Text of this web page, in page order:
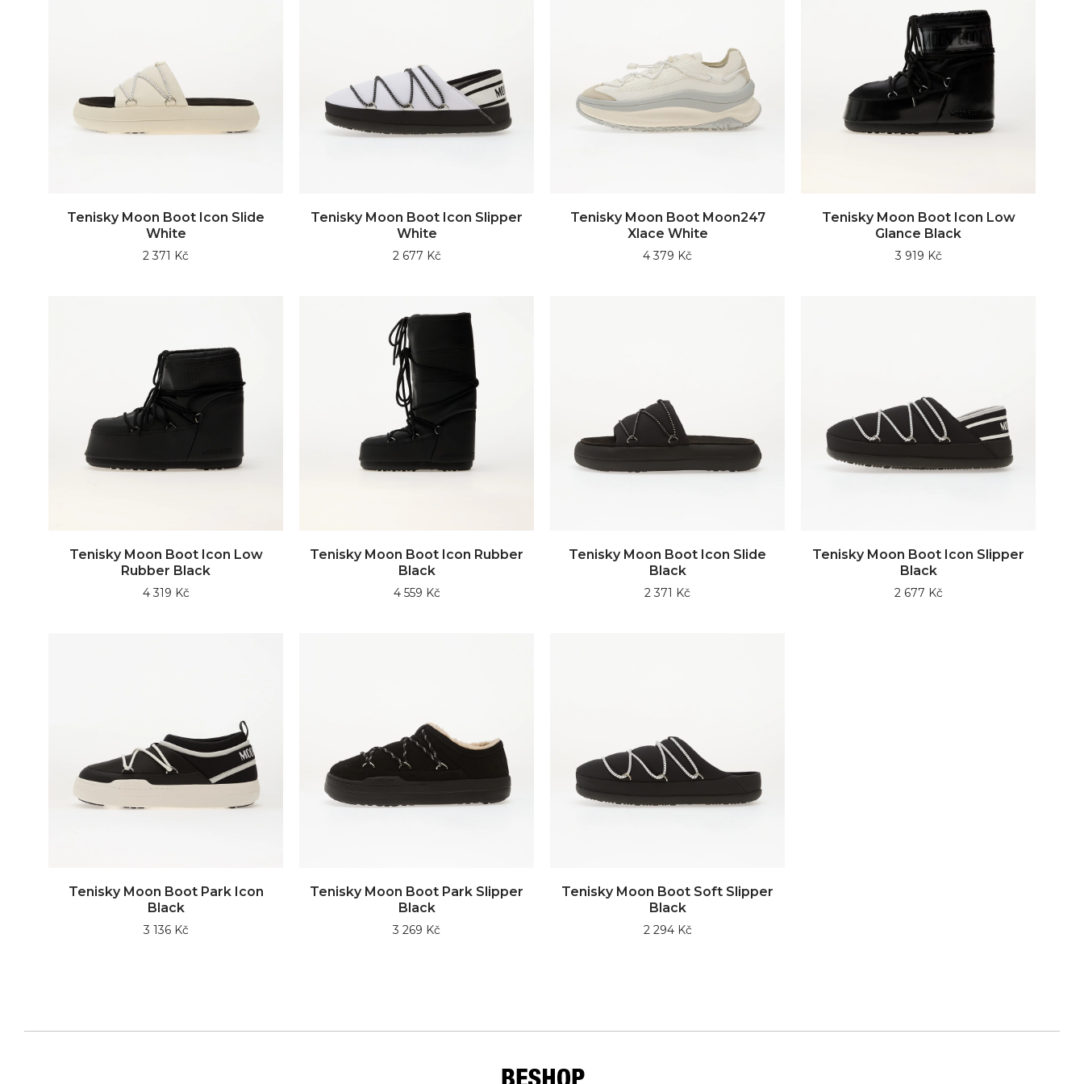
Tenisky Moon Boot Icon Slide
White
2 371 Kč
Tenisky Moon Boot Icon Slipper
White
2 677 Kč
Tenisky Moon Boot Moon247
Xlace White
4 379 Kč
Tenisky Moon Boot Icon Low
Glance Black
3 919 Kč
Tenisky Moon Boot Icon Low
Rubber Black
4 319 Kč
Tenisky Moon Boot Icon Rubber
Black
4 559 Kč
Tenisky Moon Boot Icon Slide
Black
2 371 Kč
Tenisky Moon Boot Icon Slipper
Black
2 677 Kč
Tenisky Moon Boot Park Icon
Black
3 136 Kč
Tenisky Moon Boot Park Slipper
Black
3 269 Kč
Tenisky Moon Boot Soft Slipper
Black
2 294 Kč